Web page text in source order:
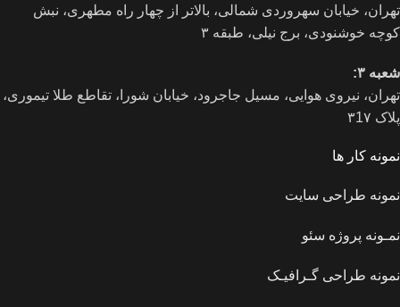
تهران، خيابان سهروردی شمالی، بالاتر از چهار راه مطهری، نبش
کوچه خوشنودی، برج نیلی، طبقه ۳
شعبه ۳:
تهران، نیروی هوایی، مسیل جاجرود، خیابان شورا، تقاطع طلا تیموری،
پلاک ۳1۷
نمونه کار ها
نمونه طراحی سایت
نمـونه پروژه سئو
نمونه طراحی گـرافیـک